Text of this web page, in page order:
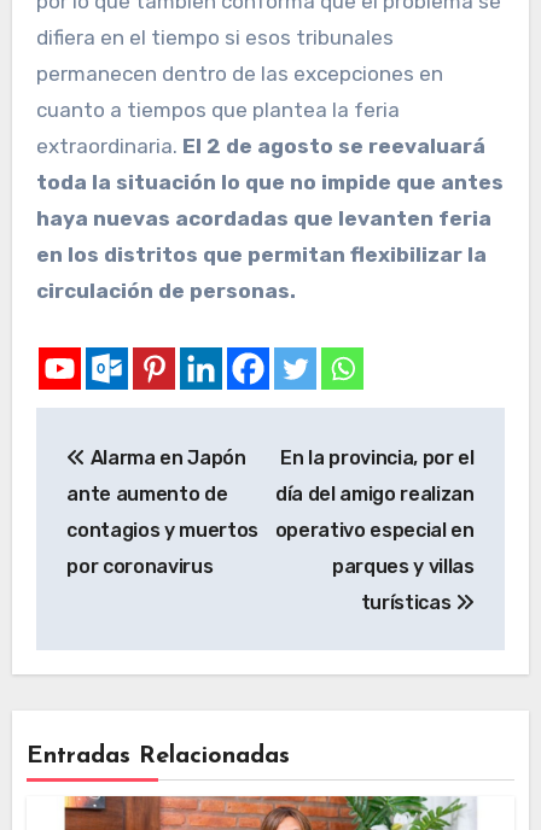
difiera en el tiempo si esos tribunales
permanecen dentro de las excepciones en
cuanto a tiempos que plantea la feria
extraordinaria. El 2 de agosto se reevaluará
toda la situación lo que no impide que antes
haya nuevas acordadas que levanten feria
en los distritos que permitan flexibilizar la
circulación de personas.
Alarma en Japón
ante aumento de
contagios y muertos
por coronavirus
En la provincia, por el
día del amigo realizan
operativo especial en
parques y villas
turísticas
Entradas Relacionadas